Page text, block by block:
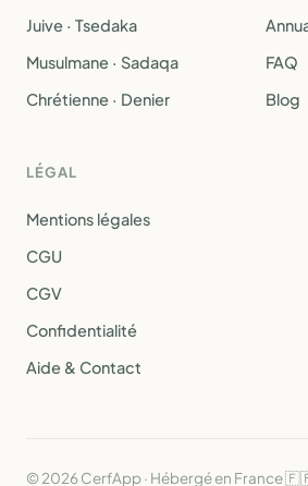
Juive · Tsedaka
Musulmane · Sadaqa
Chrétienne · Denier
FAQ
Blog
LÉGAL
Mentions légales
CGU
CGV
Confidentialité
Aide & Contact
© 2026 CerfApp · Hébergé en France